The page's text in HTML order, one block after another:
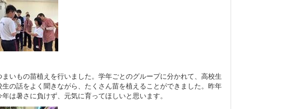
いもの苗植えを行いました。学年ごとのグループに分かれて、高校生
の話をよく聞きながら、たくさん苗を植えることができました。昨年
は暑さに負けず、元気に育ってほしいと思います。